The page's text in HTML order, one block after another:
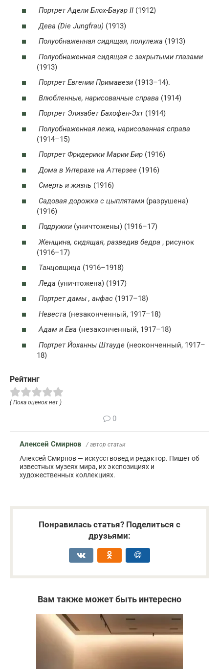
Портрет Адели Блох-Бауэр II (1912)
Дева (Die Jungfrau) (1913)
Полуобнаженная сидящая, полулежа (1913)
Полуобнаженная сидящая с закрытыми глазами
(1913)
Портрет Евгении Примавези (1913–14).
Влюбленные, нарисованные справа (1914)
Портрет Элизабет Бахофен-Эхт(1914)
Полуобнаженная лежа, нарисованная справа
(1914–15)
Портрет Фридерики Марии Бир (1916)
Дома в Унтерахе на Аттерзее (1916)
Смерть и жизнь (1916)
Садовая дорожка с цыплятами (разрушена)
(1916)
Подружки (уничтожены) (1916–17)
Женщина, сидящая, разведив бедра , рисунок
(1916–17)
Танцовщица (1916–1918)
Леда (уничтожена) (1917)
Портрет дамы , анфас (1917–18)
Невеста (незаконченный, 1917–18)
Адам и Ева (незаконченный, 1917–18)
Портрет Йоханны Штауде (неоконченный, 1917–
18)
Рейтинг
( Пока оценок нет )
0
Алексей Смирнов / автор статьи
Алексей Смирнов — искусствовед и редактор. Пишет об
известных музеях мира, их экспозициях и
художественных коллекциях.
Понравилась статья? Поделиться с
друзьями:
Вам также может быть интересно